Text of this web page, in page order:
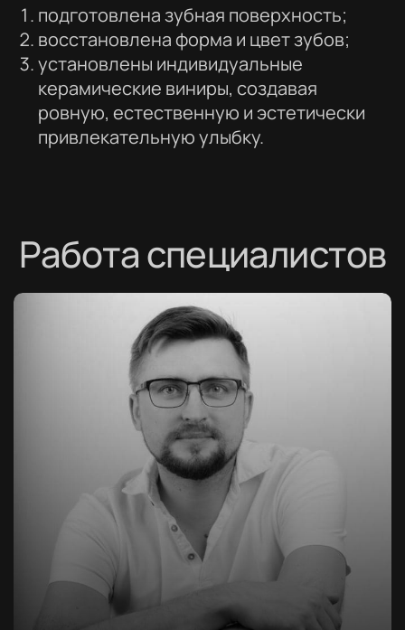
подготовлена зубная поверхность;
восстановлена форма и цвет зубов;
установлены индивидуальные
керамические виниры, создавая
ровную, естественную и эстетически
привлекательную улыбку.
Работа специалистов